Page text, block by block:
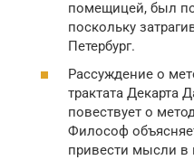
помещицей, был
поскольку
Петербург.
Рассуждение о
трактата Декарта
повествует о
Философ
привести мысли в